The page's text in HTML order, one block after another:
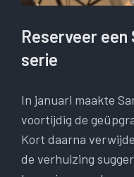
Reserveer een
serie
In januari maakte
voortijdig de
Kort daarna
de verhuizing